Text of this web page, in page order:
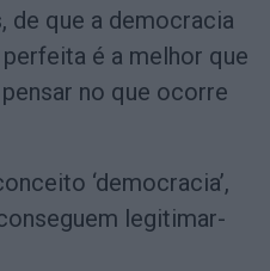
de que a democracia
é a melhor que
no que ocorre
‘democracia’,
legitimar-